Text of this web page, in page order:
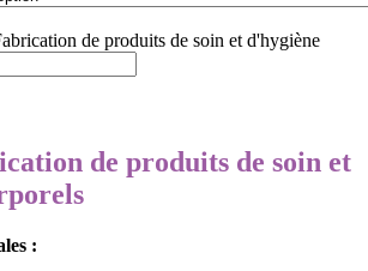
de produits de soin et d'hygiène
de produits de soin et
: